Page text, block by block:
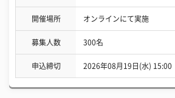
開催場所 オンラインにて実施
募集人数 300名
申込締切 2026年08月19日(水) 15:00